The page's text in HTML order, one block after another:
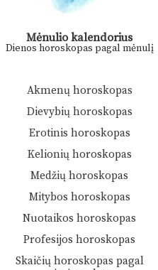
Mėnulio kalendorius
Dienos horoskopas pagal mėnulį
Akmenų horoskopas
Dievybių horoskopas
Erotinis horoskopas
Kelionių horoskopas
Medžių horoskopas
Mitybos horoskopas
Nuotaikos horoskopas
Profesijos horoskopas
Skaičių horoskopas pagal